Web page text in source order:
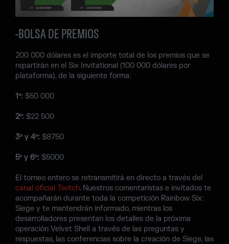
-BOLSA DE PREMIOS
200 000 dólares es el importe total de los premios que se
repartirán en el Six Invitational (100 000 dólares por
plataforma), de la siguiente forma:
1º: $50 000
2º: $22 500
3º y 4º: $8750
5º y 6º: $5000
El torneo entero se retransmitirá en directo a través del
canal oficial Twitch. Nuestros comentaristas e invitados te
acompañarán durante toda la competición Rainbow Six:
Siege y te mantendrán informado, mientras los
desarrolladores presentan los detalles de la próxima
operación Velvet Shell a través de las preguntas y
respuestas, las conferencias sobre la creación de Siege, las